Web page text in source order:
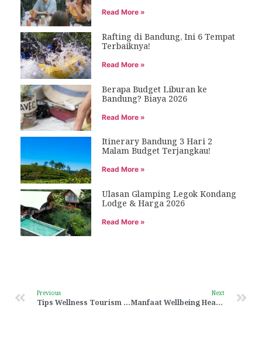
Read More »
Rafting di Bandung, Ini 6 Tempat
Terbaiknya!
Read More »
Berapa Budget Liburan ke
Bandung? Biaya 2026
Read More »
Itinerary Bandung 3 Hari 2
Malam Budget Terjangkau!
Read More »
Ulasan Glamping Legok Kondang
Lodge & Harga 2026
Read More »
Previous
Tips Wellness Tourism Bandung
Next
Manfaat Wellbeing Healing Bandung